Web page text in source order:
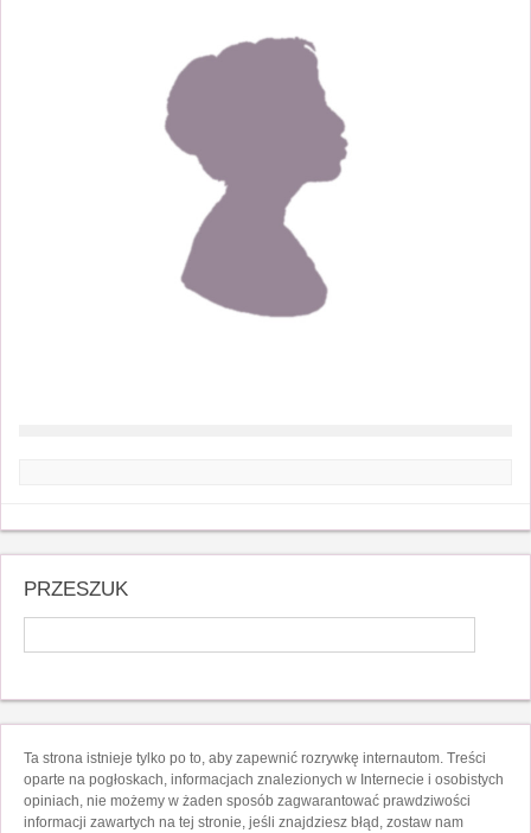
PRZESZUK
Ta strona istnieje tylko po to, aby zapewnić rozrywkę internautom. Treści
oparte na pogłoskach, informacjach znalezionych w Internecie i osobistych
opiniach, nie możemy w żaden sposób zagwarantować prawdziwości
informacji zawartych na tej stronie, jeśli znajdziesz błąd, zostaw nam